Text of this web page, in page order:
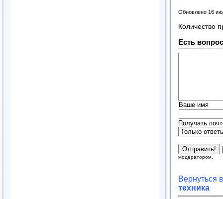
Обновлено 16
Количество
Есть
Ваше имя
Получать
модератором.
Вернуться
техника